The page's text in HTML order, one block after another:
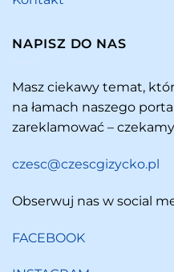
NAPISZ DO NAS
Masz ciekawy temat,
na łamach naszego
zareklamować –
czesc@czescgizycko.pl
Obserwuj nas w social
FACEBOOK